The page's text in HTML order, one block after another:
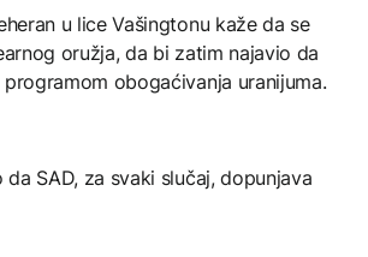
u lice Vašingtonu kaže da se
oružja, da bi zatim najavio da
obogaćivanja uranijuma.
da SAD, za svaki slučaj, dopunjava